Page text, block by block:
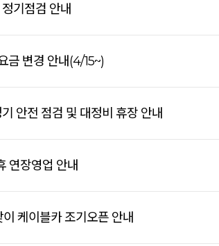
기점검 안내
금 변경 안내(4/15~)
안전 점검 및 대정비 휴장 안내
연장영업 안내
케이블카 조기오픈 안내